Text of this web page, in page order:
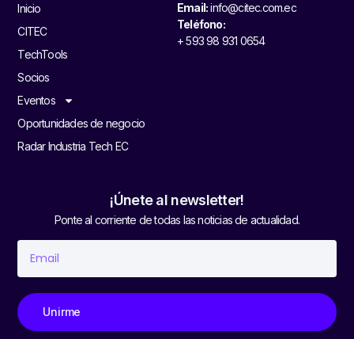
Inicio
CITEC
TechTools
Socios
Eventos
Oportunidades de negocio
Radar Industria Tech EC
Email:info@citec.com.ec
Teléfono:
+ 593 98 931 0654
¡Únete al newsletter!
Ponte al corriente de todas las noticias de actualidad.
Unirme